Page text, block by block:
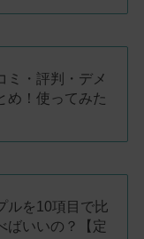
ミ・評判・デメ
め！使ってみた
ルを10項目で比
ばいいの？【定